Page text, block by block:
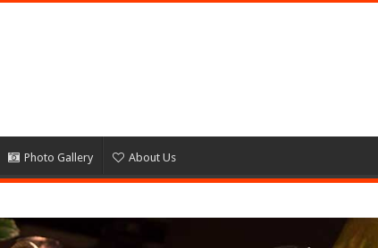
Photo Gallery About Us